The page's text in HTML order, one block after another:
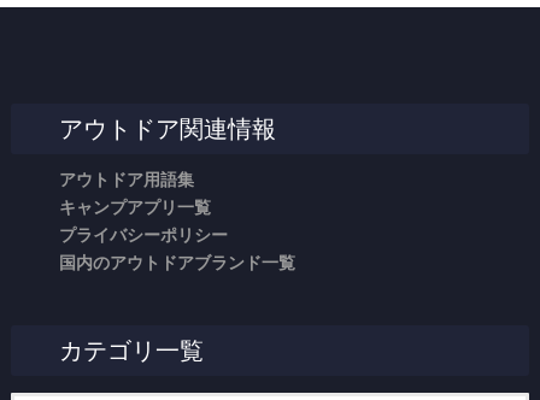
アウトドア関連情報
アウトドア用語集
キャンプアプリ一覧
プライバシーポリシー
国内のアウトドアブランド一覧
カテゴリ一覧